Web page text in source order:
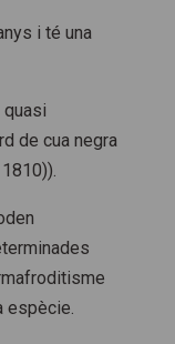
i té una
quasi
de cua negra
espècie.